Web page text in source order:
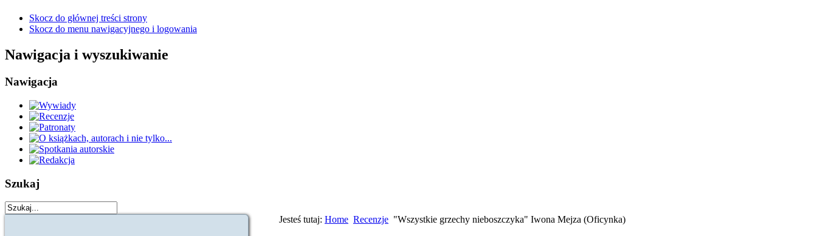
Skocz do głównej treści strony
Skocz do menu nawigacyjnego i logowania
Nawigacja i wyszukiwanie
Nawigacja
Szukaj
Jesteś tutaj: Home Recenzje "Wszystkie grzechy nieboszczyka" Iwona Mejza (Oficynka)